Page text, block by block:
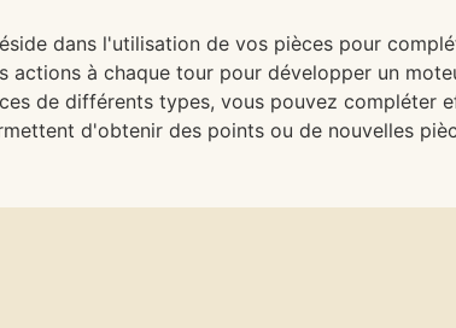
dans l'utilisation de vos pièces pour
actions à chaque tour pour développer un
de différents types, vous pouvez compléter
d'obtenir des points ou de nouvelles